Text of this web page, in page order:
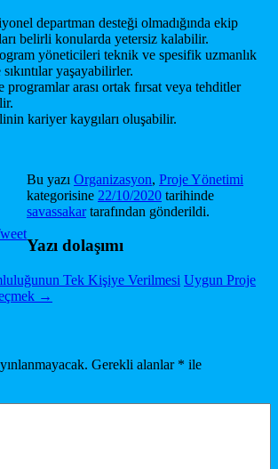
departman desteği olmadığında ekip
belirli konularda yetersiz kalabilir.
yöneticileri teknik ve spesifik uzmanlık
yaşayabilirler.
arası ortak fırsat veya tehditler
kariyer kaygıları oluşabilir.
Bu yazı Organizasyon, Proje Yönetimi
kategorisine 22/10/2020 tarihinde
savassakartarafından gönderildi.
Yazı dolaşımı
Tek Kişiye Verilmesi Uygun Proje
→
Gerekli alanlar * ile